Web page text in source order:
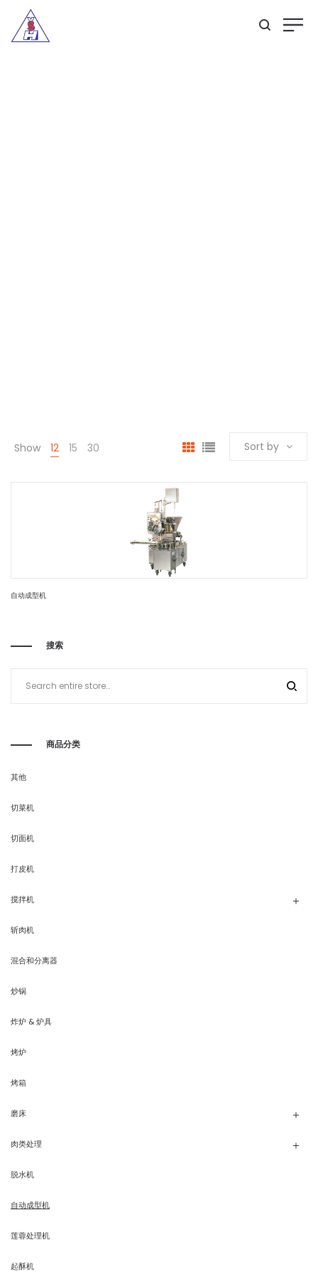
Show 12 15 30 Sort by
自动成型机
搜索
商品分类
其他
切菜机
切面机
打皮机
搅拌机
斩肉机
混合和分离器
炒锅
炸炉 & 炉具
烤炉
烤箱
磨床
肉类处理
脱水机
自动成型机
莲蓉处理机
起酥机